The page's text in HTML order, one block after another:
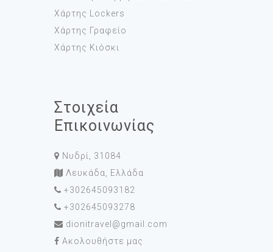
Χάρτης Lockers
Χάρτης Γραφείο
Χάρτης Κιόσκι
Στοιχεία
Επικοινωνίας
Νυδρί, 31084
Λευκάδα, Ελλάδα
+302645093182
+302645093278
dionitravel@gmail.com
Ακολουθήστε μας